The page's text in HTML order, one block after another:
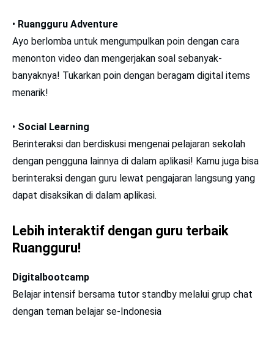
• Ruangguru Adventure
Ayo berlomba untuk mengumpulkan poin dengan cara
menonton video dan mengerjakan soal sebanyak-
banyaknya! Tukarkan poin dengan beragam digital items
menarik!
• Social Learning
Berinteraksi dan berdiskusi mengenai pelajaran sekolah
dengan pengguna lainnya di dalam aplikasi! Kamu juga bisa
berinteraksi dengan guru lewat pengajaran langsung yang
dapat disaksikan di dalam aplikasi.
Lebih interaktif dengan guru terbaik
Ruangguru!
Digitalbootcamp
Belajar intensif bersama tutor standby melalui grup chat
dengan teman belajar se-Indonesia